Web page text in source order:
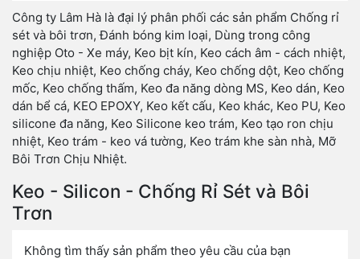
Công ty Lâm Hà là đại lý phân phối các sản phẩm Chống rỉ
sét và bôi trơn, Đánh bóng kim loại, Dùng trong công
nghiệp Oto - Xe máy, Keo bịt kín, Keo cách âm - cách nhiệt,
Keo chịu nhiệt, Keo chống cháy, Keo chống dột, Keo chống
mốc, Keo chống thấm, Keo đa năng dòng MS, Keo dán, Keo
dán bể cá, KEO EPOXY, Keo kết cấu, Keo khác, Keo PU, Keo
silicone đa năng, Keo Silicone keo trám, Keo tạo ron chịu
nhiệt, Keo trám - keo vá tường, Keo trám khe sàn nhà, Mỡ
Bôi Trơn Chịu Nhiệt.
Keo - Silicon - Chống Rỉ Sét và Bôi
Trơn
Không tìm thấy sản phẩm theo yêu cầu của bạn